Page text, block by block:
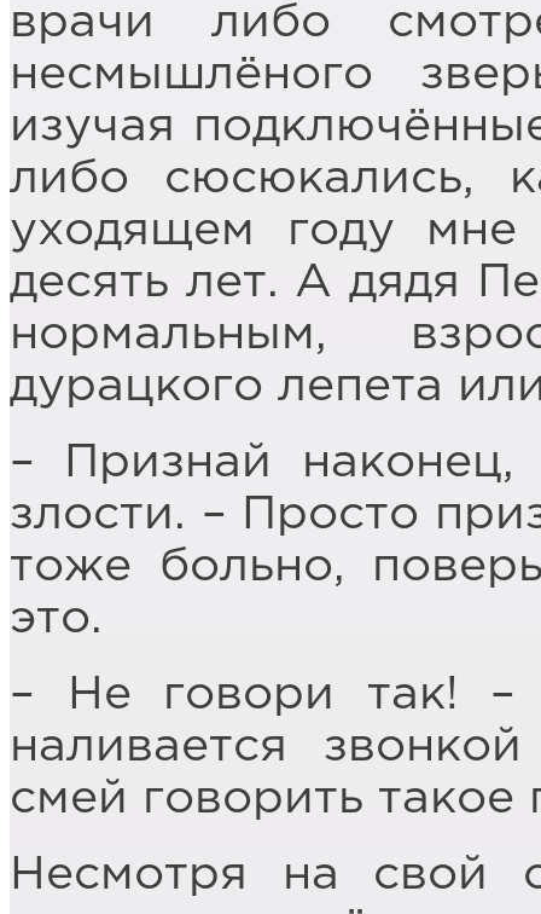
врачи либо
несмышлёного
изучая
либо сюсюкались,
уходящем году мне
десять лет. А дядя
нормальным,
дурацкого лепета
– Признай
злости. – Просто
тоже больно,
это.
– Не говори так! –
наливается
смей говорить
Несмотря на свой